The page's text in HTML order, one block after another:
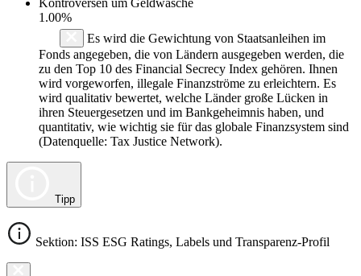
1.00%
Es wird die Gewichtung von Staatsanleihen im
Fonds angegeben, die von Ländern ausgegeben werden, die
zu den Top 10 des Financial Secrecy Index gehören. Ihnen
wird vorgeworfen, illegale Finanzströme zu erleichtern. Es
wird qualitativ bewertet, welche Länder große Lücken in
ihren Steuergesetzen und im Bankgeheimnis haben, und
quantitativ, wie wichtig sie für das globale Finanzsystem sind
(Datenquelle: Tax Justice Network).
Tipp
Sektion: ISS ESG Ratings, Labels und Transparenz-Profil